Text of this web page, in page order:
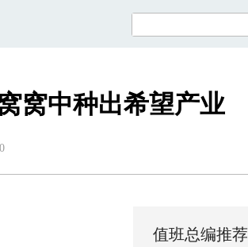
窝中种出希望产业
值班总编推荐